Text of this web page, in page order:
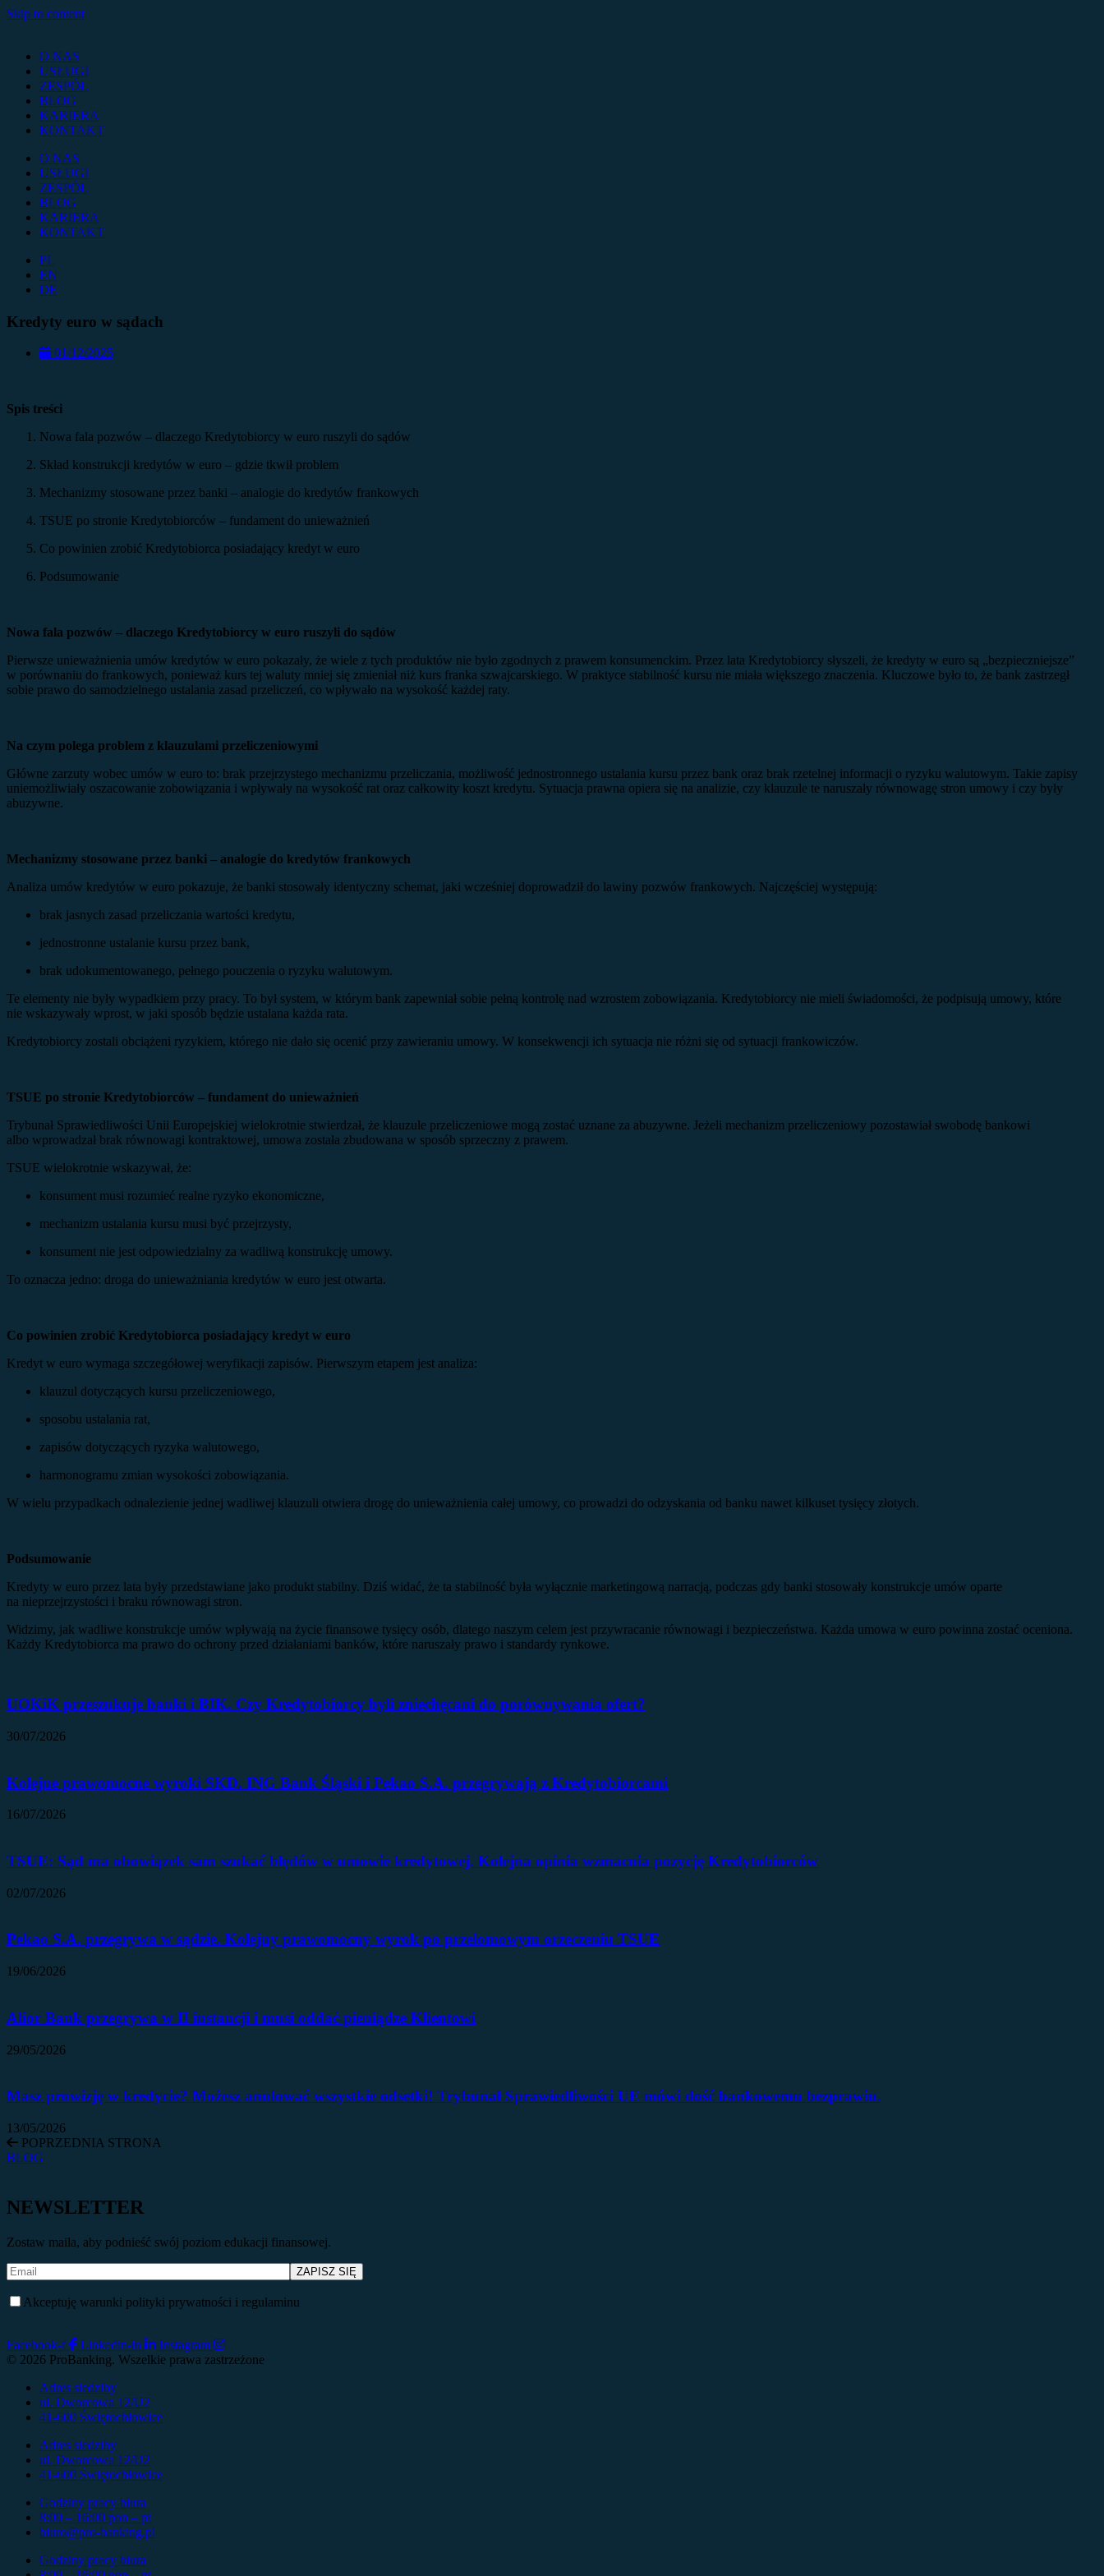
Skip to content
O NAS
USŁUGI
ZESPÓŁ
BLOG
KARIERA
KONTAKT
O NAS
USŁUGI
ZESPÓŁ
BLOG
KARIERA
KONTAKT
PL
EN
DE
Kredyty euro w sądach
01/12/2025
Spis treści
Nowa fala pozwów – dlaczego Kredytobiorcy w euro ruszyli do sądów
Skład konstrukcji kredytów w euro – gdzie tkwił problem
Mechanizmy stosowane przez banki – analogie do kredytów frankowych
TSUE po stronie Kredytobiorców – fundament do unieważnień
Co powinien zrobić Kredytobiorca posiadający kredyt w euro
Podsumowanie
Nowa fala pozwów – dlaczego Kredytobiorcy w euro ruszyli do sądów
Pierwsze unieważnienia umów kredytów w euro pokazały, że wiele z tych produktów nie było zgodnych z prawem konsumenckim. Przez lata Kredytobiorcy słyszeli, że kredyty w euro są „bezpieczniejsze”
w porównaniu do frankowych, ponieważ kurs tej waluty mniej się zmieniał niż kurs franka szwajcarskiego. W praktyce stabilność kursu nie miała większego znaczenia. Kluczowe było to, że bank zastrzegł
sobie prawo do samodzielnego ustalania zasad przeliczeń, co wpływało na wysokość każdej raty.
Na czym polega problem z klauzulami przeliczeniowymi
Główne zarzuty wobec umów w euro to: brak przejrzystego mechanizmu przeliczania, możliwość jednostronnego ustalania kursu przez bank oraz brak rzetelnej informacji o ryzyku walutowym. Takie zapisy
uniemożliwiały oszacowanie zobowiązania i wpływały na wysokość rat oraz całkowity koszt kredytu. Sytuacja prawna opiera się na analizie, czy klauzule te naruszały równowagę stron umowy i czy były
abuzywne.
Mechanizmy stosowane przez banki – analogie do kredytów frankowych
Analiza umów kredytów w euro pokazuje, że banki stosowały identyczny schemat, jaki wcześniej doprowadził do lawiny pozwów frankowych. Najczęściej występują:
brak jasnych zasad przeliczania wartości kredytu,
jednostronne ustalanie kursu przez bank,
brak udokumentowanego, pełnego pouczenia o ryzyku walutowym.
Te elementy nie były wypadkiem przy pracy. To był system, w którym bank zapewniał sobie pełną kontrolę nad wzrostem zobowiązania. Kredytobiorcy nie mieli świadomości, że podpisują umowy, które
nie wskazywały wprost, w jaki sposób będzie ustalana każda rata.
Kredytobiorcy zostali obciążeni ryzykiem, którego nie dało się ocenić przy zawieraniu umowy. W konsekwencji ich sytuacja nie różni się od sytuacji frankowiczów.
TSUE po stronie Kredytobiorców – fundament do unieważnień
Trybunał Sprawiedliwości Unii Europejskiej wielokrotnie stwierdzał, że klauzule przeliczeniowe mogą zostać uznane za abuzywne. Jeżeli mechanizm przeliczeniowy pozostawiał swobodę bankowi
albo wprowadzał brak równowagi kontraktowej, umowa została zbudowana w sposób sprzeczny z prawem.
TSUE wielokrotnie wskazywał, że:
konsument musi rozumieć realne ryzyko ekonomiczne,
mechanizm ustalania kursu musi być przejrzysty,
konsument nie jest odpowiedzialny za wadliwą konstrukcję umowy.
To oznacza jedno: droga do unieważniania kredytów w euro jest otwarta.
Co powinien zrobić Kredytobiorca posiadający kredyt w euro
Kredyt w euro wymaga szczegółowej weryfikacji zapisów. Pierwszym etapem jest analiza:
klauzul dotyczących kursu przeliczeniowego,
sposobu ustalania rat,
zapisów dotyczących ryzyka walutowego,
harmonogramu zmian wysokości zobowiązania.
W wielu przypadkach odnalezienie jednej wadliwej klauzuli otwiera drogę do unieważnienia całej umowy, co prowadzi do odzyskania od banku nawet kilkuset tysięcy złotych.
Podsumowanie
Kredyty w euro przez lata były przedstawiane jako produkt stabilny. Dziś widać, że ta stabilność była wyłącznie marketingową narracją, podczas gdy banki stosowały konstrukcje umów oparte
na nieprzejrzystości i braku równowagi stron.
Widzimy, jak wadliwe konstrukcje umów wpływają na życie finansowe tysięcy osób, dlatego naszym celem jest przywracanie równowagi i bezpieczeństwa. Każda umowa w euro powinna zostać oceniona.
Każdy Kredytobiorca ma prawo do ochrony przed działaniami banków, które naruszały prawo i standardy rynkowe.
UOKiK przeszukuje banki i BIK. Czy Kredytobiorcy byli zniechęcani do porównywania ofert?
30/07/2026
Kolejne prawomocne wyroki SKD. ING Bank Śląski i Pekao S.A. przegrywają z Kredytobiorcami
16/07/2026
TSUE: Sąd ma obowiązek sam szukać błędów w umowie kredytowej. Kolejna opinia wzmacnia pozycję Kredytobiorców
02/07/2026
Pekao S.A. przegrywa w sądzie. Kolejny prawomocny wyrok po przełomowym orzeczeniu TSUE
19/06/2026
Alior Bank przegrywa w II instancji i musi oddać pieniądze Klientowi
29/05/2026
Masz prowizję w kredycie? Możesz anulować wszystkie odsetki! Trybunał Sprawiedliwości UE mówi dość bankowemu bezprawiu.
13/05/2026
POPRZEDNIA STRONA
BLOG
NEWSLETTER
Zostaw maila, aby podnieść swój poziom edukacji finansowej.
Akceptuję warunki polityki prywatności i regulaminu
Facebook-f Linkedin-in
Instagram
© 2026 ProBanking. Wszelkie prawa zastrzeżone
Adres siedziby
ul. Dworcowa 12/U2
41-600 Świętochłowice
Adres siedziby
ul. Dworcowa 12/U2
41-600 Świętochłowice
Godziny pracy biura
8:00 – 16:00 pon – pt
biuro@pro-banking.pl
Godziny pracy biura